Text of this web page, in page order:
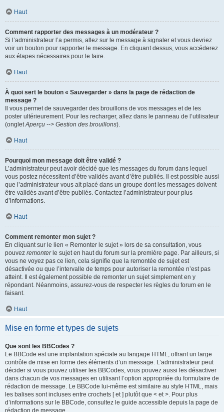
Haut
Comment rapporter des messages à un modérateur ?
Si l’administrateur l’a permis, allez sur le message à signaler et vous devriez
voir un bouton pour rapporter le message. En cliquant dessus, vous accéderez
aux étapes nécessaires pour le faire.
Haut
À quoi sert le bouton « Sauvegarder » dans la page de rédaction de
message ?
Il vous permet de sauvegarder des brouillons de vos messages et de les
poster ultérieurement. Pour les recharger, allez dans le panneau de l’utilisateur
(ongletAperçu --> Gestion des brouillons).
Haut
Pourquoi mon message doit être validé ?
L’administrateur peut avoir décidé que les messages du forum dans lequel
vous postez nécessitent d’être validés avant d’être publiés. Il est possible aussi
que l’administrateur vous ait placé dans un groupe dont les messages doivent
être validés avant d’être publiés. Contactez l’administrateur pour plus
d’informations.
Haut
Comment remonter mon sujet ?
En cliquant sur le lien « Remonter le sujet » lors de sa consultation, vous
pouvez remonterle sujet en haut du forum sur la première page. Par ailleurs, si
vous ne voyez pas ce lien, cela signifie que la remontée de sujet est
désactivée ou que l’intervalle de temps pour autoriser la remontée n’est pas
atteint. Il est également possible de remonter un sujet simplement en y
répondant. Néanmoins, assurez-vous de respecter les règles du forum en le
faisant.
Haut
Mise en forme et types de sujets
Que sont les BBCodes ?
Le BBCode est une implantation spéciale au langage HTML, offrant un large
contrôle de mise en forme des éléments d’un message. L’administrateur peut
décider si vous pouvez utiliser les BBCodes, vous pouvez aussi les désactiver
dans chacun de vos messages en utilisant l’option appropriée du formulaire de
rédaction de message. Le BBCode lui-même est similaire au style HTML, mais
les balises sont incluses entre crochets [ et ] plutôt que < et >. Pour plus
d’informations sur le BBCode, consultez le guide accessible depuis la page de
rédaction de message.